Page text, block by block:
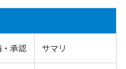
承認 サマリ